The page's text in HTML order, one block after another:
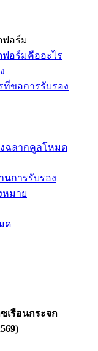
อร์ม
อร์มคืออะไร
ขอการรับรอง
ฉลากคูลโหมด
การรับรอง
หมาย
ด
เรือนกระจก